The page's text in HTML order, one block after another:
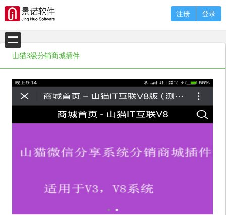
注册 登录
山猫3级分销商城插件